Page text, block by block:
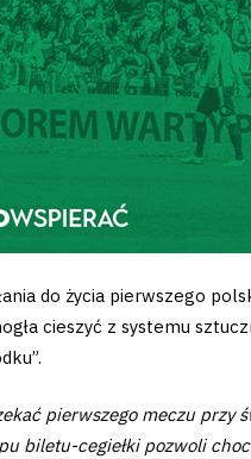
do życia pierwszego
cieszyć z systemu
pierwszego meczu przy
biletu-cegiełki pozwoli